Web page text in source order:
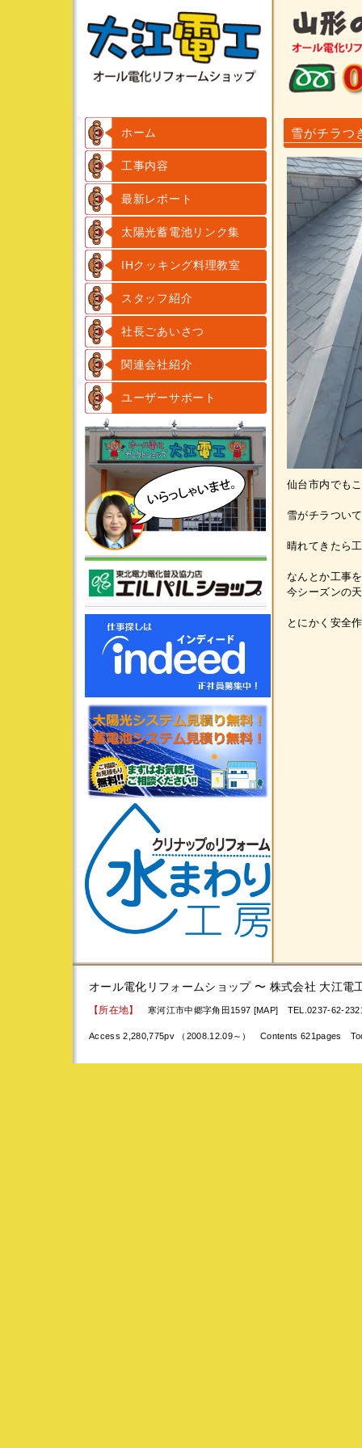
ホーム
工事内容
最新レポート
太陽光蓄電池リンク集
IHクッキング料理教室
スタッフ紹介
社長ごあいさつ
関連会社紹介
ユーザーサポート
雪がチラつ
仙台市内でも
雪がチラつい
晴れてきたら
なんとか工事
今シーズンの
とにかく安全
オール電化リフォームショップ 〜 株式会社 大江電
【所在地】 寒河江市中郷字角田1597 [MAP] TEL.0237-62-
Access 2,280,775pv （2008.12.09～） Contents 621pages